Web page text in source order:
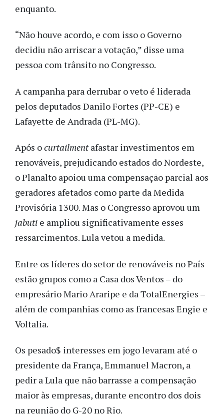
enquanto.
“Não houve acordo, e com isso o Governo
decidiu não arriscar a votação,” disse uma
pessoa com trânsito no Congresso.
A campanha para derrubar o veto é liderada
pelos deputados Danilo Fortes (PP-CE) e
Lafayette de Andrada (PL-MG).
Após ocurtailmentafastar investimentos em
renováveis, prejudicando estados do Nordeste,
o Planalto apoiou uma compensação parcial aos
geradores afetados como parte da Medida
Provisória 1300. Mas o Congresso aprovou um
jabuti e ampliou significativamente esses
ressarcimentos. Lula vetou a medida.
Entre os líderes do setor de renováveis no País
estão grupos como a Casa dos Ventos – do
empresário Mario Araripe e da TotalEnergies –
além de companhias como as francesas Engie e
Voltalia.
Os pesado$ interesses em jogo levaram até o
presidente da França, Emmanuel Macron, a
pedir a Lula que não barrasse a compensação
maior às empresas, durante encontro dos dois
na reunião do G-20 no Rio.